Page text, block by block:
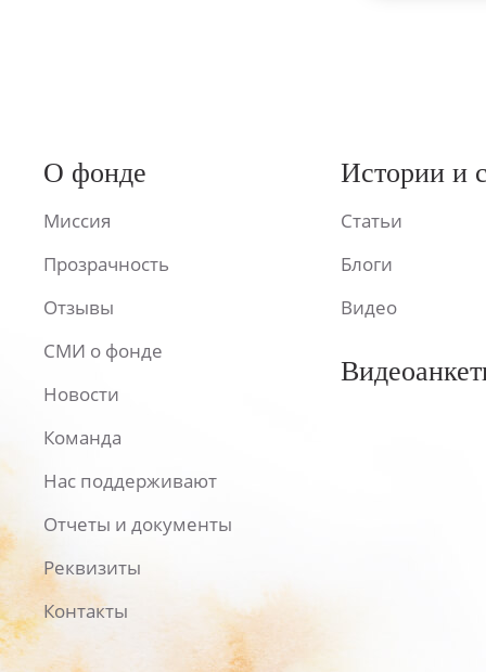
О фонде
Миссия
Прозрачность
Отзывы
СМИ о фонде
Новости
Команда
Нас поддерживают
Отчеты и документы
Реквизиты
Контакты
Истории и
Статьи
Блоги
Видео